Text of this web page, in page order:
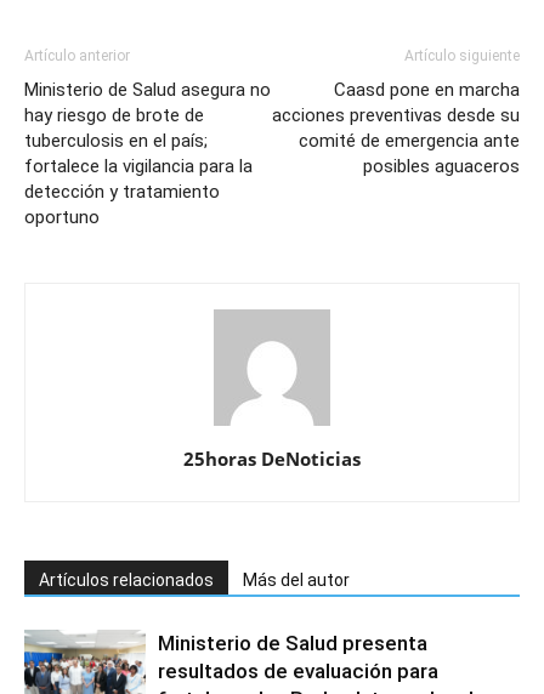
Artículo anterior
Ministerio de Salud asegura no
hay riesgo de brote de
tuberculosis en el país;
fortalece la vigilancia para la
detección y tratamiento
oportuno
Artículo siguiente
Caasd pone en marcha
acciones preventivas desde su
comité de emergencia ante
posibles aguaceros
25horas DeNoticias
Artículos relacionados Más del autor
Ministerio de Salud presenta
resultados de evaluación para